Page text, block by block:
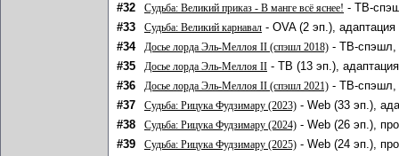
#32 Судьба: Великий приказ - В манге всё яснее! - ТВ-
#33
Судьба: Великий карнавал - OVA (2 эп.),
#34
Досье лорда Эль-Меллоя II (спэшл 2018) - ТВ-спэшл,
#35
Досье лорда Эль-Меллоя II - ТВ (13 эп.),
#36
Досье лорда Эль-Меллоя II (спэшл 2021) - ТВ-спэшл,
#37
Судьба: Рицука Фудзимару (2023) - Web (33 эп.),
#38
Судьба: Рицука Фудзимару (2024) - Web (26 эп.),
#39
Судьба: Рицука Фудзимару (2025) - Web (24 эп.),